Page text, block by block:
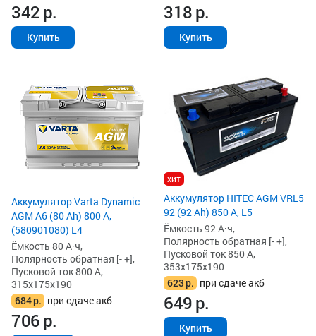
342р.
Купить
318р.
Купить
Аккумулятор Varta Dynamic
AGM A6 (80 Ah) 800 А,
(580901080) L4
Ёмкость 80 А·ч,
Полярность обратная [- +],
Пусковой ток 800 А,
315x175x190
684р. при сдаче акб
706р.
хит
Аккумулятор HITEC AGM VRL5
92 (92 Ah) 850 А, L5
Ёмкость 92 А·ч,
Полярность обратная [- +],
Пусковой ток 850 А,
353x175x190
623р. при сдаче акб
649р.
Купить